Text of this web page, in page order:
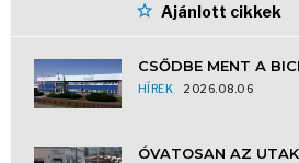
Ajánlott cikkek
CSŐDBE MENT A
HÍREK 2026.08.06
ÓVATOSAN AZ